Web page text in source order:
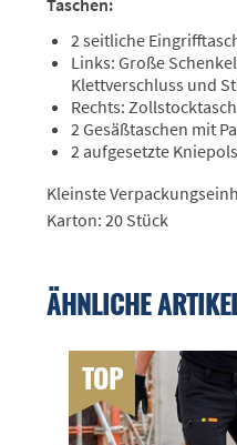
2 seitliche
Links: Große
Klettverschluss und
Rechts:
2 Gesäßtaschen mit
2 aufgesetzte
Kleinste
Karton: 20 Stück
ÄHNLICHE
TOP